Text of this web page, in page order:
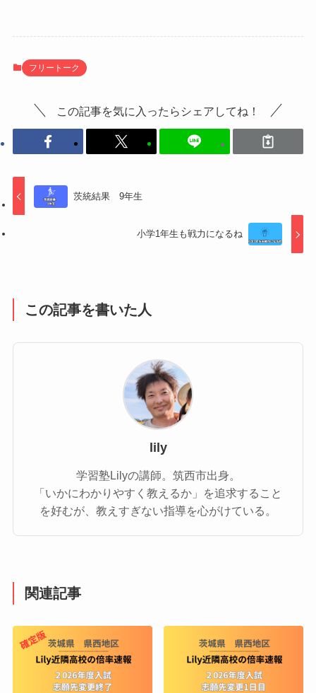
フリートーク
この記事を気に入ったらシェアしてね！
茨統結果 9年生
小学1年生も戦力になるね
この記事を書いた人
lily
学習塾Lilyの講師。筑西市出身。
「いかにわかりやすく教えるか」を追求すること
を好むが、教えすぎない指導を心がけている。
関連記事